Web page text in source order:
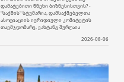
დამატებითი წნეხი ბიზნესისთვის? -
"საქმის" სტუმარია, დამსაქმებელთა
ასოციაციის იურიდიული კომიტეტის
თავმჯდომარე, ვახტანგ შურღაია
2026-08-06